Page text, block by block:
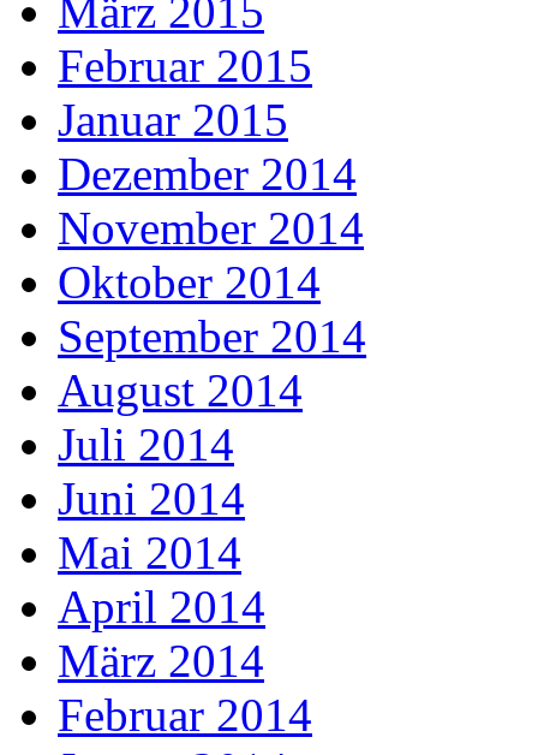
März 2015
Februar 2015
Januar 2015
Dezember 2014
November 2014
Oktober 2014
September 2014
August 2014
Juli 2014
Juni 2014
Mai 2014
April 2014
März 2014
Februar 2014